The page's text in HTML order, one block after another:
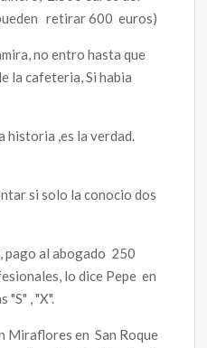
retirar 600 euros)
no entro hasta que
la cafeteria, Si habia
historia ,es la verdad.
si solo la conocio dos
pago al abogado 250
lo dice Pepe en
"S" , "X".
Miraflores en San Roque